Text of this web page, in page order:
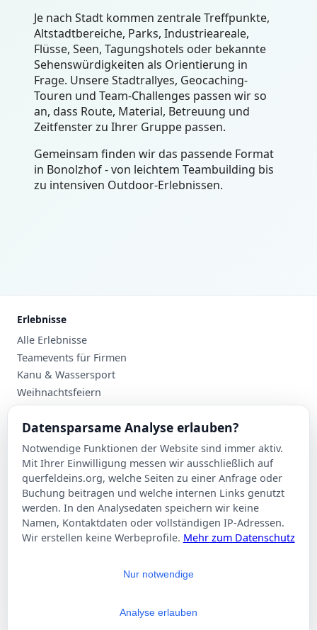
Je nach Stadt kommen zentrale Treffpunkte,
Altstadtbereiche, Parks, Industrieareale,
Flüsse, Seen, Tagungshotels oder bekannte
Sehenswürdigkeiten als Orientierung in
Frage. Unsere Stadtrallyes, Geocaching-
Touren und Team-Challenges passen wir so
an, dass Route, Material, Betreuung und
Zeitfenster zu Ihrer Gruppe passen.
Gemeinsam finden wir das passende Format
in Bonolzhof - von leichtem Teambuilding bis
zu intensiven Outdoor-Erlebnissen.
Erlebnisse
Alle Erlebnisse
Teamevents für Firmen
Kanu & Wassersport
Weihnachtsfeiern
Planung
Events nach Stadt
Suche
Kontakt
Über Querfeldeins
Rechtliches
Impressum
Datensparsame Analyse erlauben?
Notwendige Funktionen der Website sind immer aktiv.
Mit Ihrer Einwilligung messen wir ausschließlich auf
querfeldeins.org, welche Seiten zu einer Anfrage oder
Buchung beitragen und welche internen Links genutzt
werden. In den Analysedaten speichern wir keine
Namen, Kontaktdaten oder vollständigen IP-Adressen.
Wir erstellen keine Werbeprofile. Mehr zum Datenschutz
Nur notwendige
Analyse erlauben